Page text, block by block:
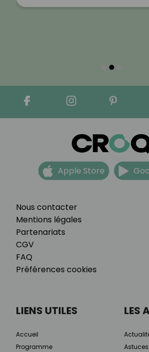
Nous contacter
Mentions légales
Partenariats
CGV
FAQ
Préférences cookies
Apple Store
LIENS UTILES
Accueil
Programme
LES